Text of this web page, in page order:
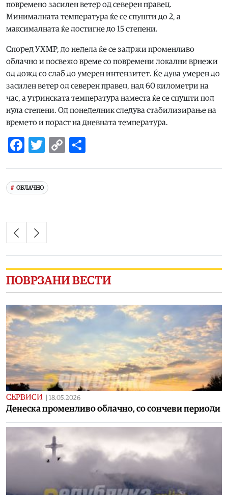
повремено засилен ветер од северен правец.
Минималната температура ќе се спушти до 2, а
максималната ќе достигне до 15 степени.
Според УХМР, до недела ќе се задржи променливо
облачно и посвежо време со повремени локални врнежи
од дожд со слаб до умерен интензитет. Ќе дува умерен до
засилен ветер од северен правец, над 60 километри на
час, а утринската температура наместа ќе се спушти под
нула степени. Од понеделник следува стабилизирање на
времето и пораст на дневната температура.
Facebook
Twitter
Copy
ОБЛАЧНО
ПОВРЗАНИ ВЕСТИ
СЕРВИСИ 18.05.2026
Денеска променливо облачно, со сончеви периоди